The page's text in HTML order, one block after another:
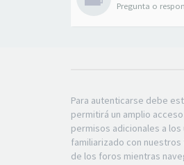
Pregunta o
Para autenticarse debe
permitirá un amplio
permisos adicionales a
familiarizado con
de los foros mientras